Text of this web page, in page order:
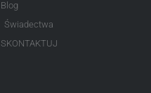
Blog
Świadectwa
SKONTAKTUJ